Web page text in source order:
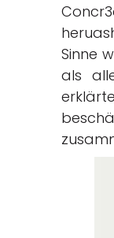
Sinne
als